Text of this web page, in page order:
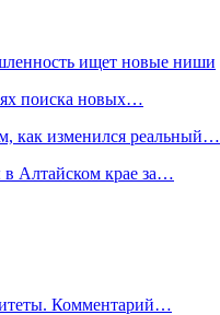
ищет новые ниши
поиска новых…
как изменился реальный…
Алтайском крае за…
Комментарий…